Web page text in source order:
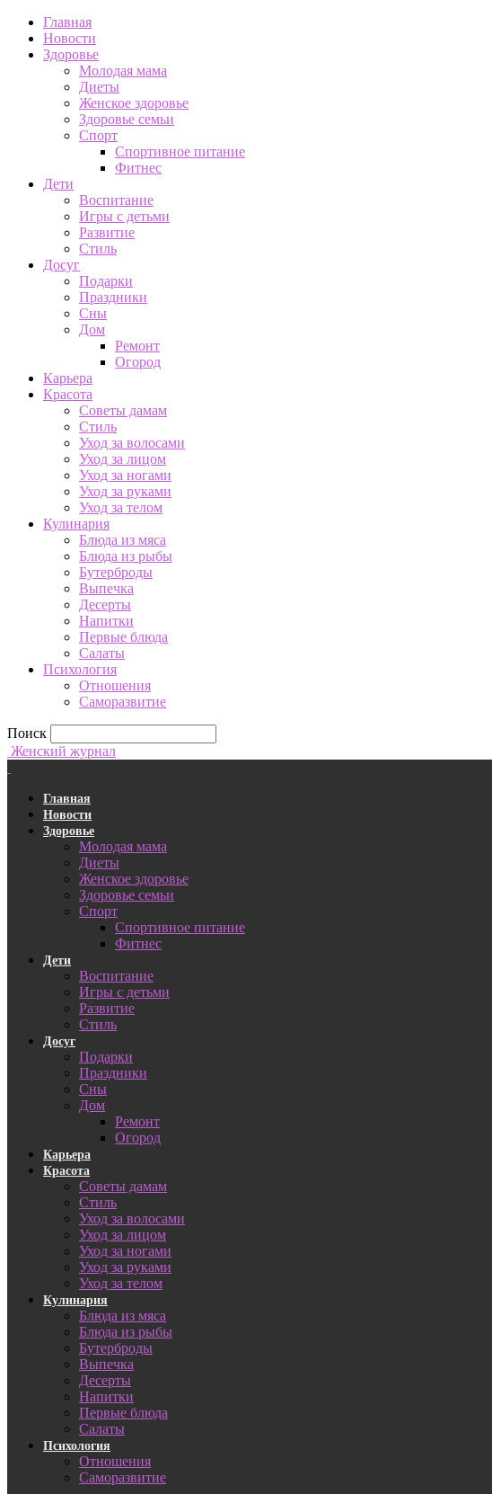
Главная
Новости
Здоровье
Молодая мама
Диеты
Женское здоровье
Здоровье семьи
Спорт
Спортивное питание
Фитнес
Дети
Воспитание
Игры с детьми
Развитие
Стиль
Досуг
Подарки
Праздники
Сны
Дом
Ремонт
Огород
Карьера
Красота
Советы дамам
Стиль
Уход за волосами
Уход за лицом
Уход за ногами
Уход за руками
Уход за телом
Кулинария
Блюда из мяса
Блюда из рыбы
Бутерброды
Выпечка
Десерты
Напитки
Первые блюда
Салаты
Психология
Отношения
Саморазвитие
Поиск
Женский журнал
Главная
Новости
Здоровье
Молодая мама
Диеты
Женское здоровье
Здоровье семьи
Спорт
Спортивное питание
Фитнес
Дети
Воспитание
Игры с детьми
Развитие
Стиль
Досуг
Подарки
Праздники
Сны
Дом
Ремонт
Огород
Карьера
Красота
Советы дамам
Стиль
Уход за волосами
Уход за лицом
Уход за ногами
Уход за руками
Уход за телом
Кулинария
Блюда из мяса
Блюда из рыбы
Бутерброды
Выпечка
Десерты
Напитки
Первые блюда
Салаты
Психология
Отношения
Саморазвитие